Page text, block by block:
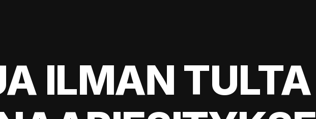
ILMAN TULTA